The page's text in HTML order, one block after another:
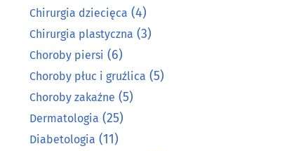
Chirurgia dziecięca (4)
Chirurgia plastyczna (3)
Choroby piersi (6)
Choroby płuc i gruźlica (5)
Choroby zakaźne (5)
Dermatologia (25)
Diabetologia (11)